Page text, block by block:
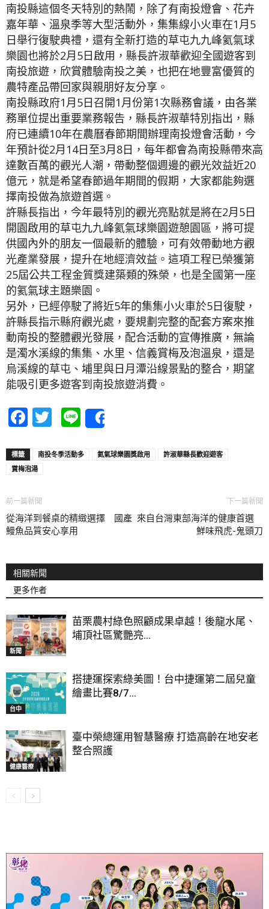
南投縣這個冬天特別的熱鬧，除了有南投燈會、花卉
嘉年華、溫泉季等大型活動外，集集線小火車在1月5
日舉行復駛典禮，還有全新打造的草屯九九峰氦氣球
樂園也將於2月5日啟用，縣長許淑華歡迎全國遊客到
南投旅遊，欣賞體驗南投之美，也把在地豐富優質的
農特產品帶回家與親朋好友分享。
南投縣政府1月5日召開1月份第1次縣務會議，由各業
務單位提出重要業務報告，縣長許淑華特別指出，縣
府已連續10年在農曆春節期間辦理南投燈會活動，今
年預計從2月14日至3月8日，每年都會為南投縣帶來高
達數百萬的觀光人潮，帶動整個週邊的觀光效益近20
億元，就是希望春節過年期間的假期，大家都能夠選
擇南投做為旅遊首選。
許縣長指出，今年最特別的觀光亮點就是將在2月5日
開園啟用的草屯九九峰氦氣球樂園遊憩園區，將可提
供國內外的朋友一個最新的體驗，可有效帶動地方觀
光產業發展，提升在地經濟效益。這項工程已榮獲第
25屆公共工程金質獎建築類的殊榮，也是全國第一座
的氦氣球主題樂園。
另外，已經停駛了將近5年的集集小火車於5日復駛，
許縣長指示縣府觀光處，要規劃完整的配套方案來推
動南投的整體觀光發展，配合活動的宣傳推廣，無論
是濁水溪線的集集、水里、信義賞梅及泡溫泉，還是
烏溪線的草屯、埔里與日月潭沿線景點的整合，期望
能吸引更多遊客到南投旅遊消費。
Facebook
Twitter
Line
標籤 南投冬季活動多 氦氣球樂園獎啟用
許淑華縣長歡迎遊客
賞梅泡湯
前一篇新聞
從海洋到餐桌的精緻選擇 國產
鰻魚品質安心享用
下一篇新聞
來自台灣東部海洋的健康首選
鮮味飛虎-鬼頭刀
相關新聞
更多作者
新聞
苗栗農村綠色照顧成果卓越！後龍水尾、
埔頂社區驚艷亮...
台中
搭捷運探索綠美圖！台中捷運第二屆兒童
繪畫比賽8/7...
健康醫療
臺中榮總運用智慧醫療 打造高齡在地安老
整合照護